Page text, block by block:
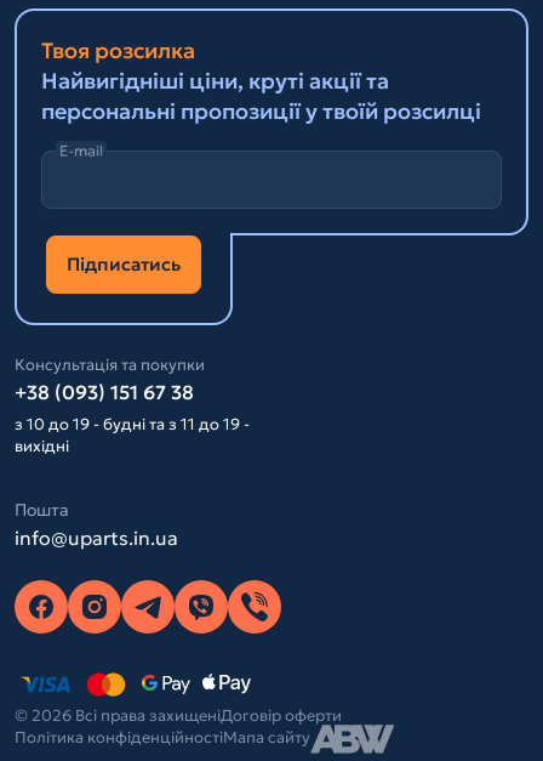
Твоя розсилка
Найвигідніші ціни, круті акції та
персональні пропозиції у твоїй розсилці
E-mail
Підписатись
Консультація та покупки
+38 (093) 151 67 38
з 10 до 19 - будні та з 11 до 19 -
вихідні
Пошта
info@uparts.in.ua
© 2026 Всі права захищеніДоговір оферти
Політика конфіденційностіМапа сайту